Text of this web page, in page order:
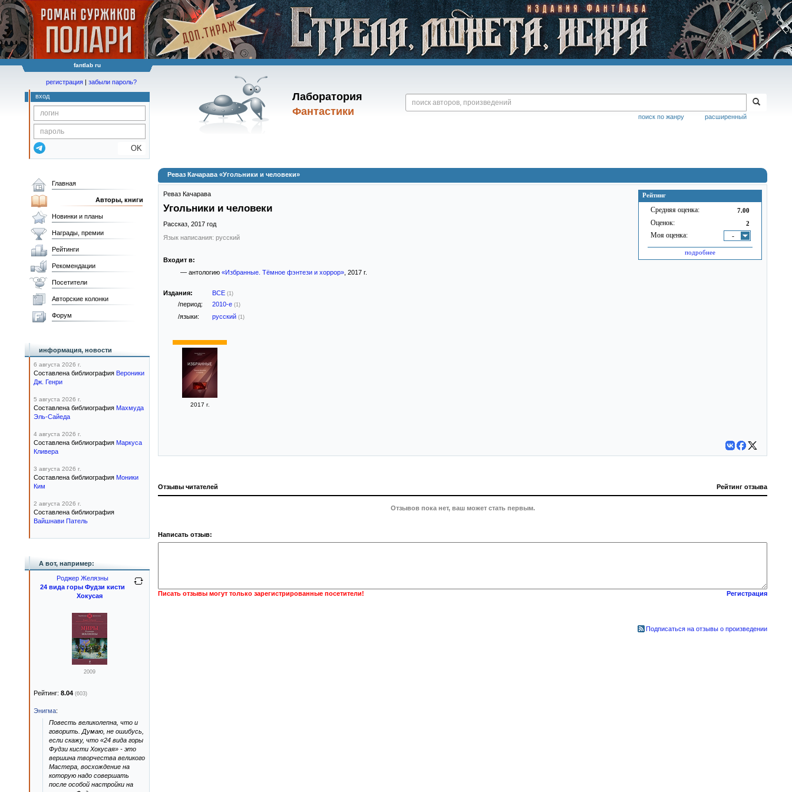
fantlab ru
Лаборатория
Фантастики
расширенный
поиск по жанру
регистрация | забыли пароль?
вход
OK
Реваз Качарава «Угольники и человеки»
Рейтинг
Средняя оценка: 7.00
Оценок: 2
Моя оценка: -
подробнее
Реваз Качарава
Угольники и человеки
Рассказ, 2017 год
Язык написания: русский
Входит в:
— антологию «Избранные. Тёмное фэнтези и хоррор», 2017 г.
Издания: ВСЕ (1)
/период: 2010-е (1)
/языки: русский (1)
2017 г.
Отзывы читателей Рейтинг отзыва
Отзывов пока нет, ваш может стать первым.
Написать отзыв:
Писать отзывы могут только зарегистрированные посетители! Регистрация
Подписаться на отзывы о произведении
Главная
Авторы, книги
Новинки и планы
Награды, премии
Рейтинги
Рекомендации
Посетители
Авторские колонки
Форум
информация, новости
6 августа 2026 г.
Составлена библиография Вероники
Дж. Генри
5 августа 2026 г.
Составлена библиография Махмуда
Эль-Сайеда
4 августа 2026 г.
Составлена библиография Маркуса
Кливера
3 августа 2026 г.
Составлена библиография Моники
Ким
2 августа 2026 г.
Составлена библиография
Вайшнави Патель
А вот, например:
Роджер Желязны
24 вида горы Фудзи кисти
Хокусая
2009
Рейтинг: 8.04 (603)
Энигма:
Повесть великолепна, что и
говорить. Думаю, не ошибусь,
если скажу, что «24 вида горы
Фудзи кисти Хокусая» - это
вершина творчества великого
Мастера, восхождение на
которую надо совершать
после особой настройки на